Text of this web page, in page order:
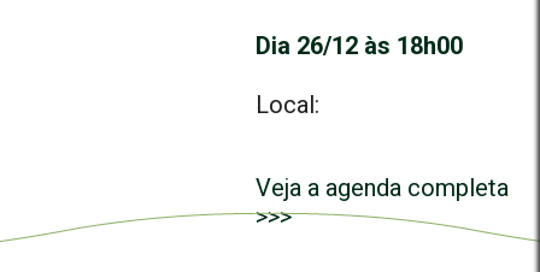
Dia 26/12 às 18h00
Local:
Veja a agenda completa
>>>